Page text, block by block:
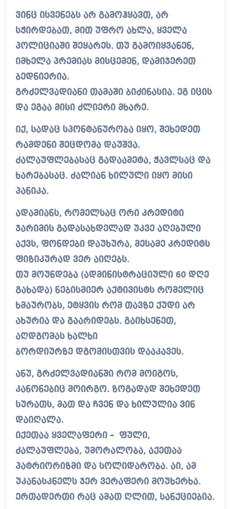
ვინც ისვენებს არ გამოჰყავთ, არ
სჭირდებათ, მით უფრო ახლა, ყველა
პოლიციაში შეყარეს. თუ გამოიყვანენ,
იმხელა პრემიას მისცემენ, დამიჯერეთ
ბედნიერია.
გრძელვადიანი თამაში ბიძინასია. ეგ იცის
და ეგაა მისი ძლიერი მხარე.
იქ, სადაც სპონტანურობა იყო, შეხედეთ
რამდენი შეცდომა დაუშვა.
ძალაუფლებასაც გადაამეტა, ჭავლსაც და
ხარებასაც. ძალიან ხილული იყო მისი
პანიკა.
ადამიანს, რომელსაც ორი კრედიტი
ჯარიმის გადასახდელად უკვე აღებული
აქვს, ფონდები დაუხურა, მესამე კრედიტს
ფიზიკურად ვერ აიღებს.
თუ მოუნდება (ადმინისტრაციული 60 დღე
გახადა) ნებისმიერ აქტივისტს რომელიც
ხმაურობს, ეტყვის რომ თავზე ქუდი არ
ახურია და გაარიდებს. გაიხსენეთ,
აღდგომას ხალხი
ბორდიურზე დგომისთვის დააკავეს.
ანუ, გრძელვადიანში რომ მოიგოს,
კანონებიც მოირგო. ზოგადად შეხედეთ
სურათს, მათ და ჩვენ და ხილულია ვინ
დაიღალა.
იქეთაა ყველაფერი – ფული,
ძალაუფლება, უმორალობა, აქეთაა
პატრიორიზმი და სოლიდარობა. აი, ამ
უკანასკნელს ჯერ ვერაფერი მოუხერხა.
ერთადერთი რაც ამათ ღლით, სანქციებია.